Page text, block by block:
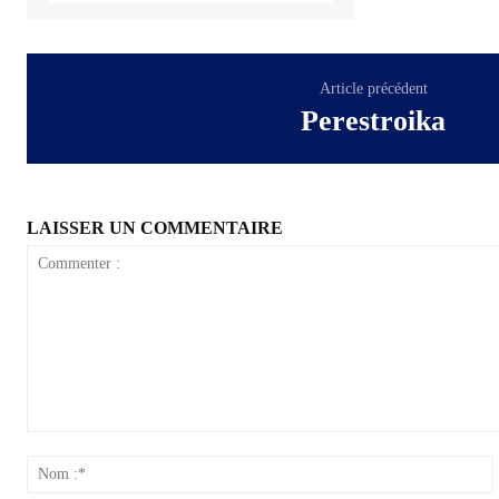
Article précédent
Perestroika
LAISSER UN COMMENTAIRE